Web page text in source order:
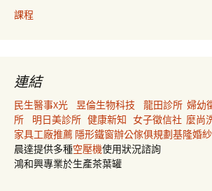
課程
連結
民生醫事X光 昱倫生物科技 龍田診所 婦幼
所
明日美診所 健康新知 女子徵信社 麼尚
家具工廠推薦 隱形鐵窗辦公傢俱規劃基隆婚紗
晨達提供多種空壓機使用狀況諮詢
鴻和興專業於生產茶葉罐